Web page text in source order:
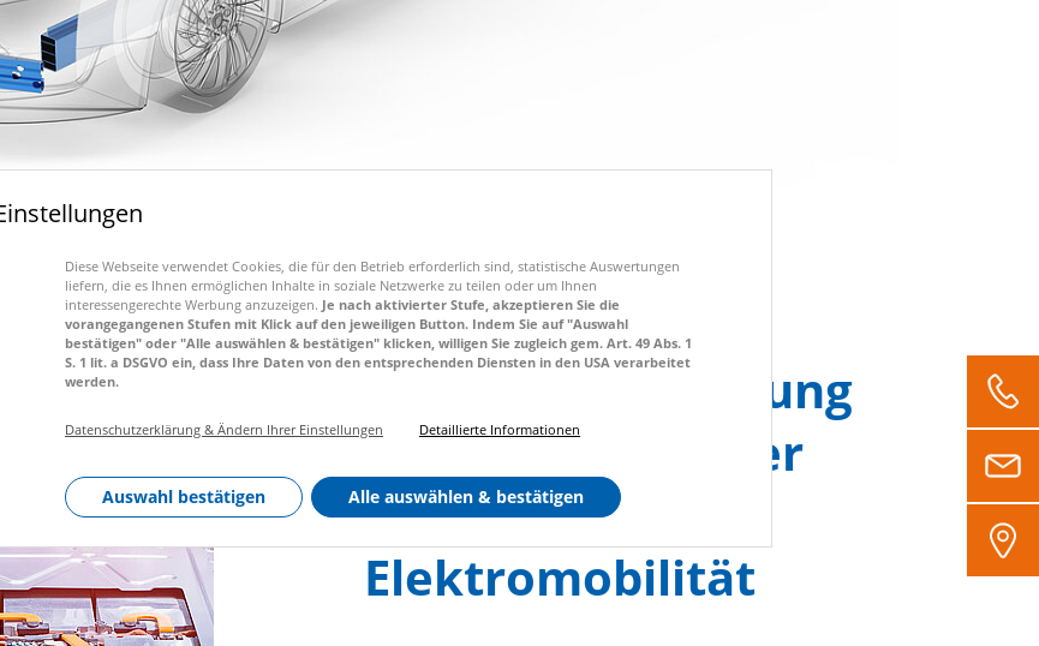
Auswahl bestätigen Alle auswählen & bestätigen
Diese Webseite verwendet Cookies, die für den Betrieb erforderlich sind, statistische Auswertungen
liefern, die es Ihnen ermöglichen Inhalte in soziale Netzwerke zu teilen oder um Ihnen
interessengerechte Werbung anzuzeigen. Je nach aktivierter Stufe, akzeptieren Sie die
vorangegangenen Stufen mit Klick auf den jeweiligen Button. Indem Sie auf "Auswahl
bestätigen" oder "Alle auswählen & bestätigen" klicken, willigen Sie zugleich gem. Art. 49 Abs. 1
S. 1 lit. a DSGVO ein, dass Ihre Daten von den entsprechenden Diensten in den USA verarbeitet
werden.
Datenschutzerklärung & Ändern Ihrer Einstellungen Detaillierte Informationen
Gewichtseinsparung
zur Steigerung der
Reichweite bei
Elektromobilität